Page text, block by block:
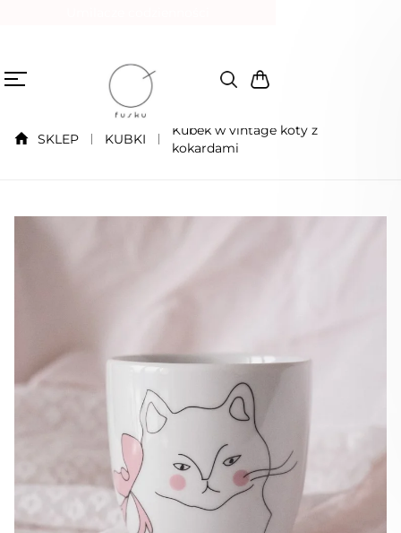
SKLEP KUBKI
Kubek w vintage koty z
kokardami